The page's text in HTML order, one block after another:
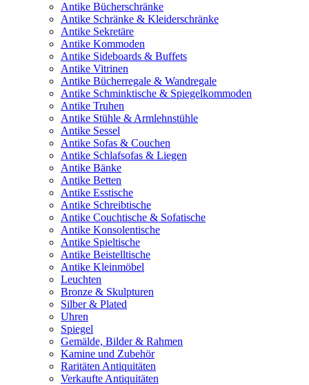
Antike Bücherschränke
Antike Schränke & Kleiderschränke
Antike Sekretäre
Antike Kommoden
Antike Sideboards & Buffets
Antike Vitrinen
Antike Bücherregale & Wandregale
Antike Schminktische & Spiegelkommoden
Antike Truhen
Antike Stühle & Armlehnstühle
Antike Sessel
Antike Sofas & Couchen
Antike Schlafsofas & Liegen
Antike Bänke
Antike Betten
Antike Esstische
Antike Schreibtische
Antike Couchtische & Sofatische
Antike Konsolentische
Antike Spieltische
Antike Beistelltische
Antike Kleinmöbel
Leuchten
Bronze & Skulpturen
Silber & Plated
Uhren
Spiegel
Gemälde, Bilder & Rahmen
Kamine und Zubehör
Raritäten Antiquitäten
Verkaufte Antiquitäten